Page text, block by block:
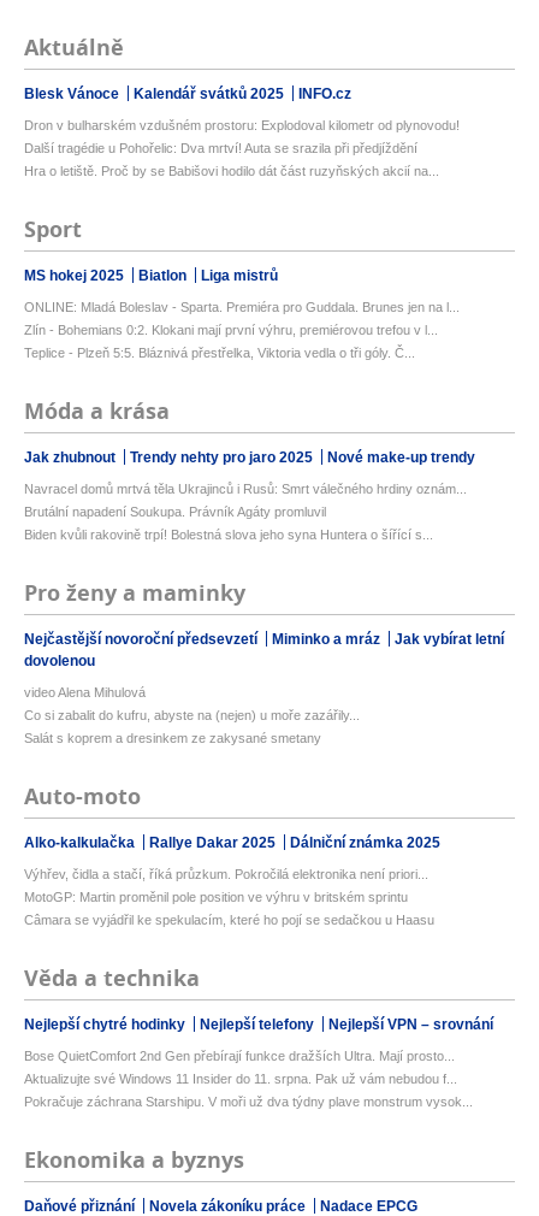
Aktuálně
Blesk Vánoce Kalendář svátků 2025 INFO.cz
Dron v bulharském vzdušném prostoru: Explodoval kilometr od plynovodu!
Další tragédie u Pohořelic: Dva mrtví! Auta se srazila při předjíždění
Hra o letiště. Proč by se Babišovi hodilo dát část ruzyňských akcií na...
Sport
MS hokej 2025 Biatlon Liga mistrů
ONLINE: Mladá Boleslav - Sparta. Premiéra pro Guddala. Brunes jen na l...
Zlín - Bohemians 0:2. Klokani mají první výhru, premiérovou trefou v l...
Teplice - Plzeň 5:5. Bláznivá přestřelka, Viktoria vedla o tři góly. Č...
Móda a krása
Jak zhubnout Trendy nehty pro jaro 2025 Nové make-up trendy
Navracel domů mrtvá těla Ukrajinců i Rusů: Smrt válečného hrdiny oznám...
Brutální napadení Soukupa. Právník Agáty promluvil
Biden kvůli rakovině trpí! Bolestná slova jeho syna Huntera o šířící s...
Pro ženy a maminky
Nejčastější novoroční předsevzetí Miminko a mráz
Jak vybírat letní
dovolenou
video Alena Mihulová
Co si zabalit do kufru, abyste na (nejen) u moře zazářily...
Salát s koprem a dresinkem ze zakysané smetany
Auto-moto
Alko-kalkulačka Rallye Dakar 2025 Dálniční známka 2025
Výhřev, čidla a stačí, říká průzkum. Pokročilá elektronika není priori...
MotoGP: Martin proměnil pole position ve výhru v britském sprintu
Câmara se vyjádřil ke spekulacím, které ho pojí se sedačkou u Haasu
Věda a technika
Nejlepší chytré hodinky Nejlepší telefony Nejlepší VPN – srovnání
Bose QuietComfort 2nd Gen přebírají funkce dražších Ultra. Mají prosto...
Aktualizujte své Windows 11 Insider do 11. srpna. Pak už vám nebudou f...
Pokračuje záchrana Starshipu. V moři už dva týdny plave monstrum vysok...
Ekonomika a byznys
Daňové přiznání Novela zákoníku práce Nadace EPCG